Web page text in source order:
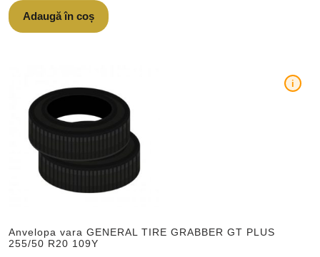
Adaugă în coș
Anvelopa vara GENERAL TIRE GRABBER GT PLUS
255/50 R20 109Y
i